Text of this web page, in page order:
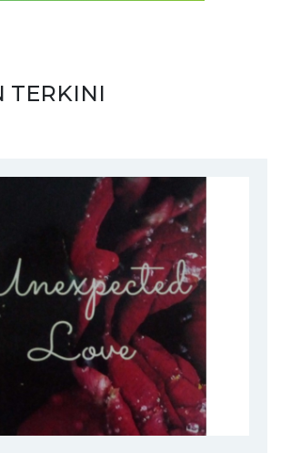
TERKINI
TES INTERVIEW GELOMBANG 1
2025/2026 telah dibuka....
HASIL INTERVIEW TES PPDB
ISLAM AS...
HASIL INTERVIEW TES PPDB
ISLAM AS...
bersama Habib JA'FAR BIN
HASIL SELEKSI INTERVIEW